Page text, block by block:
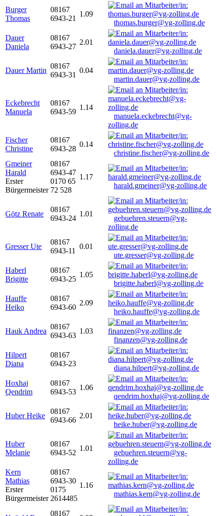
Burger
Thomas
08167
6943-21
1.09
thomas.burger@vg-zolling.de
Dauer
Daniela
08167
6943-27
2.01
daniela.dauer@vg-zolling.de
Dauer Martin
08167
6943-31
0.04
martin.dauer@vg-zolling.de
Eckebrecht
Manuela
08167
6943-59
1.14
manuela.eckebrecht@vg-
zolling.de
Fischer
Christine
08167
6943-28
0.14
christine.fischer@vg-zolling.de
Gmeiner
Harald
Erster
Bürgermeister
08167
6943-47
0170 65
72 528
1.17
harald.gmeiner@vg-zolling.de
Götz Renate
08167
6943-24
1.01
gebuehren.steuern@vg-
zolling.de
Gresser Ute
08167
6943-11
0.01
ute.gresser@vg-zolling.de
Haberl
Brigitte
08167
6943-25
1.05
brigitte.haberl@vg-zolling.de
Hauffe
Heiko
08167
6943-60
2.09
heiko.hauffe@vg-zolling.de
Hauk Andrea
08167
6943-63
1.03
finanzen@vg-zolling.de
Hilpert
Diana
08167
6943-23
diana.hilpert@vg-zolling.de
Hoxhaj
Qendrim
08167
6943-53
1.06
qendrim.hoxhaj@vg-zolling.de
Huber Heike
08167
6943-66
2.01
heike.huber@vg-zolling.de
Huber
Melanie
08167
6943-52
1.01
gebuehren.steuern@vg-
zolling.de
Kern
Mathias
Erster
Bürgermeister
08167
6943-30
0175
2614485
1.16
mathias.kern@vg-zolling.de
08167